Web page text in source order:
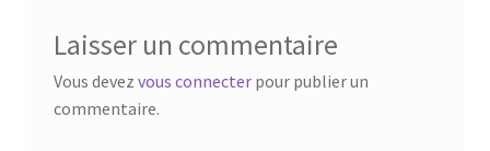
Laisser un commentaire
Vous devez vous connecterpour publier un
commentaire.